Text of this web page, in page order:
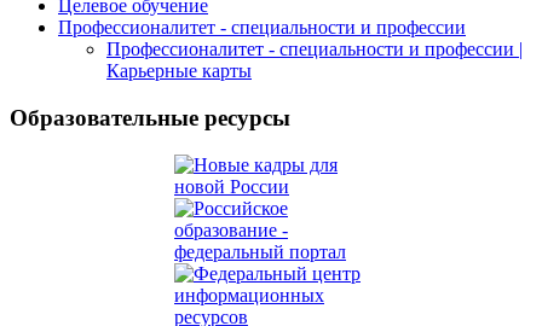
Целевое обучение
Профессионалитет - специальности и профессии
Профессионалитет - специальности и профессии |
Карьерные карты
Образовательные ресурсы